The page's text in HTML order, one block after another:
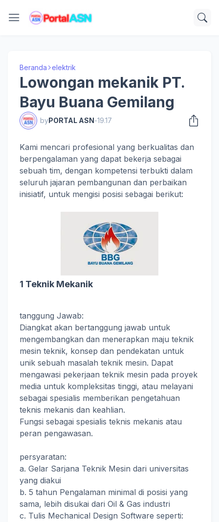
Beranda elektrik
Lowongan mekanik PT.
Bayu Buana Gemilang
byPORTAL ASN-19.17
Kami mencari profesional yang berkualitas dan
berpengalaman yang dapat bekerja sebagai
sebuah tim, dengan kompetensi terbukti dalam
seluruh jajaran pembangunan dan perbaikan
inisiatif, untuk mengisi posisi sebagai berikut:
1 Teknik Mekanik
tanggung Jawab:
Diangkat akan bertanggung jawab untuk
mengembangkan dan menerapkan maju teknik
mesin teknik, konsep dan pendekatan untuk
unik sebuah masalah teknik mesin. Dapat
mengawasi pekerjaan teknik mesin pada proyek
media untuk kompleksitas tinggi, atau melayani
sebagai spesialis memberikan pengetahuan
teknis mekanis dan keahlian.
Fungsi sebagai spesialis teknis mekanis atau
peran pengawasan.
persyaratan:
a. Gelar Sarjana Teknik Mesin dari universitas
yang diakui
b. 5 tahun Pengalaman minimal di posisi yang
sama, lebih disukai dari Oil & Gas industri
c. Tulis Mechanical Design Software seperti: